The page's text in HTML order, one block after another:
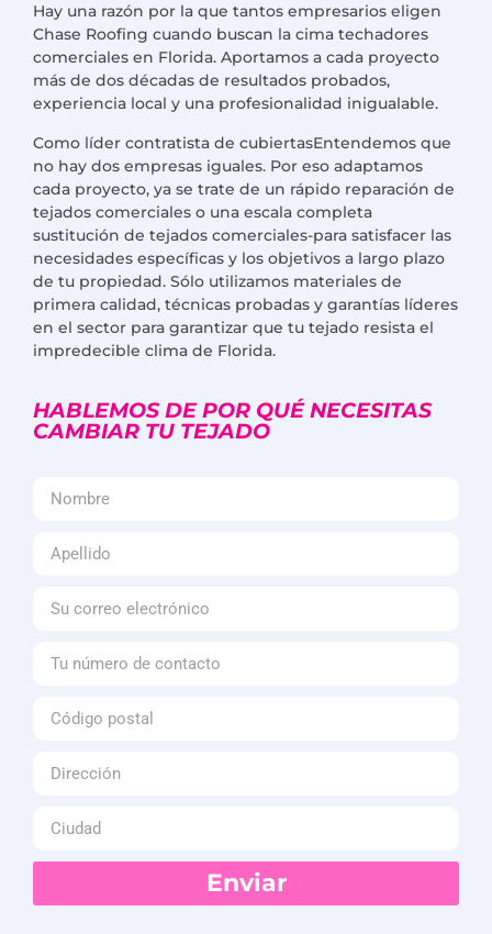
Hay una razón por la que tantos empresarios eligen
Chase Roofing cuando buscan la cima techadores
comerciales en Florida. Aportamos a cada proyecto
más de dos décadas de resultados probados,
experiencia local y una profesionalidad inigualable.
Como líder contratista de cubiertasEntendemos que
no hay dos empresas iguales. Por eso adaptamos
cada proyecto, ya se trate de un rápido reparación de
tejados comerciales o una escala completa
sustitución de tejados comerciales-para satisfacer las
necesidades específicas y los objetivos a largo plazo
de tu propiedad. Sólo utilizamos materiales de
primera calidad, técnicas probadas y garantías líderes
en el sector para garantizar que tu tejado resista el
impredecible clima de Florida.
HABLEMOS DE POR QUÉ NECESITAS
CAMBIAR TU TEJADO
Enviar